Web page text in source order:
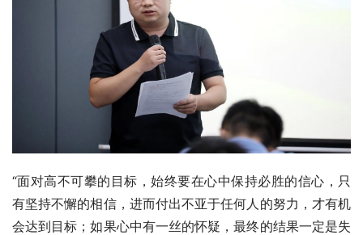
“面对高不可攀的目标，始终要在心中保持必胜的信心，只
有坚持不懈的相信，进而付出不亚于任何人的努力，才有机
会达到目标；如果心中有一丝的怀疑，最终的结果一定是失